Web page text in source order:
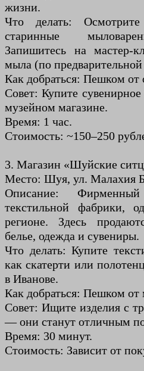
жизни.
Что делать:
старинные
Запишитесь на мастер-
мыла (по
Как добраться: Пешком от
Совет: Купите
музейном магазине.
Время: 1 час.
Стоимость: ~150–250
3. Магазин «Шуйские
Место: Шуя, ул. Малахия
Описание:
текстильной фабрики,
регионе. Здесь
белье, одежда и сувениры.
Что делать: Купите
как скатерти или
в Иванове.
Как добраться: Пешком от
Совет: Ищите изделия с
— они станут отличным
Время: 30 минут.
Стоимость: Зависит от